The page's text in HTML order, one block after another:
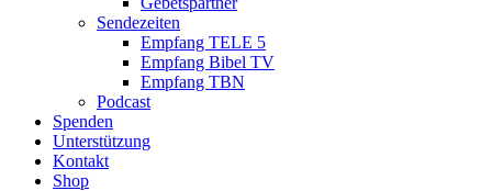
Sendezeiten
Empfang TELE 5
Empfang Bibel TV
Empfang TBN
Podcast
Spenden
Unterstützung
Kontakt
Shop